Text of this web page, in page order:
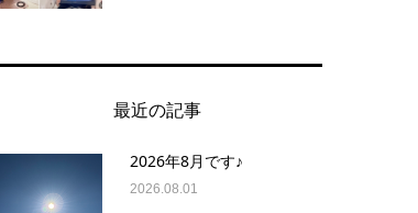
最近の記事
2026年8月です♪
2026.08.01